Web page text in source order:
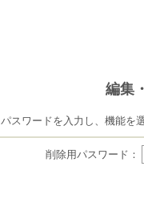
編集
パスワードを入力し、機能を
削除用パスワード：